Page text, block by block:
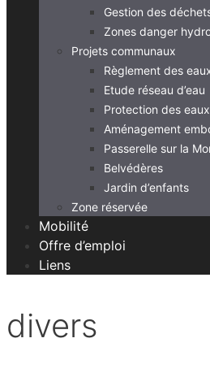
Gestion des
Zones danger
Projets communaux
Règlement des
Etude réseau d’eau
Protection des eaux
Aménagement
Passerelle sur la
Belvédères
Jardin d’enfants
Zone réservée
Mobilité
Offre d’emploi
Liens
divers